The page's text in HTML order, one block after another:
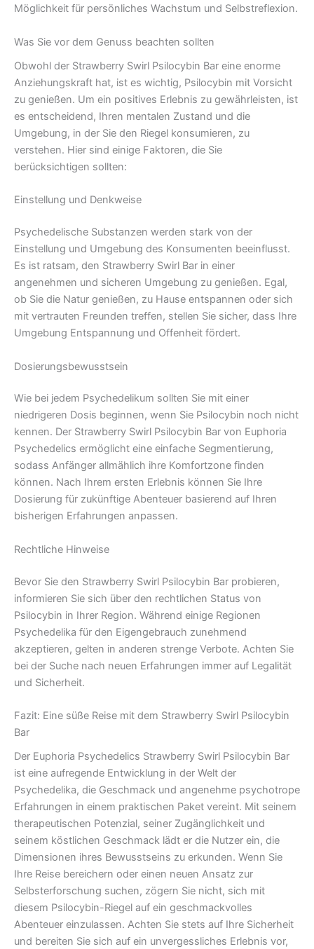
Möglichkeit für persönliches Wachstum und Selbstreflexion.
Was Sie vor dem Genuss beachten sollten
Obwohl der Strawberry Swirl Psilocybin Bar eine enorme
Anziehungskraft hat, ist es wichtig, Psilocybin mit Vorsicht
zu genießen. Um ein positives Erlebnis zu gewährleisten, ist
es entscheidend, Ihren mentalen Zustand und die
Umgebung, in der Sie den Riegel konsumieren, zu
verstehen. Hier sind einige Faktoren, die Sie
berücksichtigen sollten:
Einstellung und Denkweise
Psychedelische Substanzen werden stark von der
Einstellung und Umgebung des Konsumenten beeinflusst.
Es ist ratsam, den Strawberry Swirl Bar in einer
angenehmen und sicheren Umgebung zu genießen. Egal,
ob Sie die Natur genießen, zu Hause entspannen oder sich
mit vertrauten Freunden treffen, stellen Sie sicher, dass Ihre
Umgebung Entspannung und Offenheit fördert.
Dosierungsbewusstsein
Wie bei jedem Psychedelikum sollten Sie mit einer
niedrigeren Dosis beginnen, wenn Sie Psilocybin noch nicht
kennen. Der Strawberry Swirl Psilocybin Bar von Euphoria
Psychedelics ermöglicht eine einfache Segmentierung,
sodass Anfänger allmählich ihre Komfortzone finden
können. Nach Ihrem ersten Erlebnis können Sie Ihre
Dosierung für zukünftige Abenteuer basierend auf Ihren
bisherigen Erfahrungen anpassen.
Rechtliche Hinweise
Bevor Sie den Strawberry Swirl Psilocybin Bar probieren,
informieren Sie sich über den rechtlichen Status von
Psilocybin in Ihrer Region. Während einige Regionen
Psychedelika für den Eigengebrauch zunehmend
akzeptieren, gelten in anderen strenge Verbote. Achten Sie
bei der Suche nach neuen Erfahrungen immer auf Legalität
und Sicherheit.
Fazit: Eine süße Reise mit dem Strawberry Swirl Psilocybin
Bar
Der Euphoria Psychedelics Strawberry Swirl Psilocybin Bar
ist eine aufregende Entwicklung in der Welt der
Psychedelika, die Geschmack und angenehme psychotrope
Erfahrungen in einem praktischen Paket vereint. Mit seinem
therapeutischen Potenzial, seiner Zugänglichkeit und
seinem köstlichen Geschmack lädt er die Nutzer ein, die
Dimensionen ihres Bewusstseins zu erkunden. Wenn Sie
Ihre Reise bereichern oder einen neuen Ansatz zur
Selbsterforschung suchen, zögern Sie nicht, sich mit
diesem Psilocybin-Riegel auf ein geschmackvolles
Abenteuer einzulassen. Achten Sie stets auf Ihre Sicherheit
und bereiten Sie sich auf ein unvergessliches Erlebnis vor,